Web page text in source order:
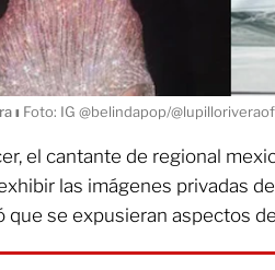
ı Foto: IG @belindapop/
el cantante de regional
las imágenes privadas
que se expusieran aspectos